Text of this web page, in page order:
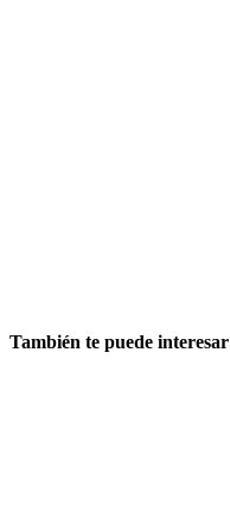
También te puede interesar